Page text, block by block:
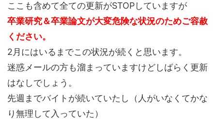
ここも含めて全ての更新がSTOPしていますが
卒業研究＆卒業論文が大変危険な状況のためご容赦
ください。
2月にはいるまでこの状況が続くと思います。
迷惑メールの方も溜まっていますけどしばらく更新
はなしでしょう。
先週までバイトが続いていたし（人がいなくてかな
り無理して入っていた）